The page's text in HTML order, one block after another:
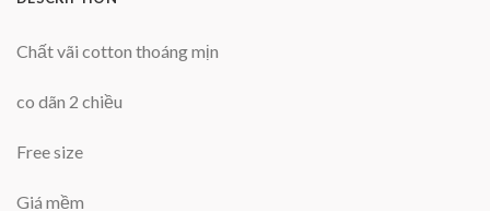
Chất vãi cotton thoáng mịn
co dãn 2 chiều
Free size
Giá mềm